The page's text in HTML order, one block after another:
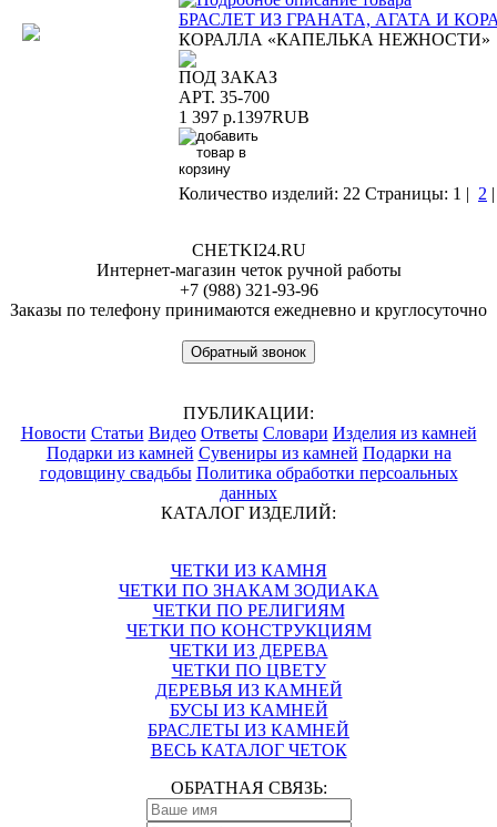
БРАСЛЕТ ИЗ ГРАНАТА, АГАТА И
КОРАЛЛА «КАПЕЛЬКА НЕЖНОСТИ»
ПОД ЗАКАЗ
АРТ. 35-700
1 397 р.1397RUB
Количество изделий: 22 Страницы: 1 | 2
CHETKI24.RU
Интернет-магазин четок ручной работы
+7 (988) 321-93-96
Заказы по телефону принимаются ежедневно и круглосуточно
Обратный звонок
ПУБЛИКАЦИИ:
Новости Статьи Видео Ответы Словари Изделия из камней
Подарки из камней Сувениры из камней Подарки на
годовщину свадьбы Политика обработки персоальных
данных
КАТАЛОГ ИЗДЕЛИЙ:
ЧЕТКИ ИЗ КАМНЯ
ЧЕТКИ ПО ЗНАКАМ ЗОДИАКА
ЧЕТКИ ПО РЕЛИГИЯМ
ЧЕТКИ ПО КОНСТРУКЦИЯМ
ЧЕТКИ ИЗ ДЕРЕВА
ЧЕТКИ ПО ЦВЕТУ
ДЕРЕВЬЯ ИЗ КАМНЕЙ
БУСЫ ИЗ КАМНЕЙ
БРАСЛЕТЫ ИЗ КАМНЕЙ
ВЕСЬ КАТАЛОГ ЧЕТОК
ОБРАТНАЯ СВЯЗЬ: